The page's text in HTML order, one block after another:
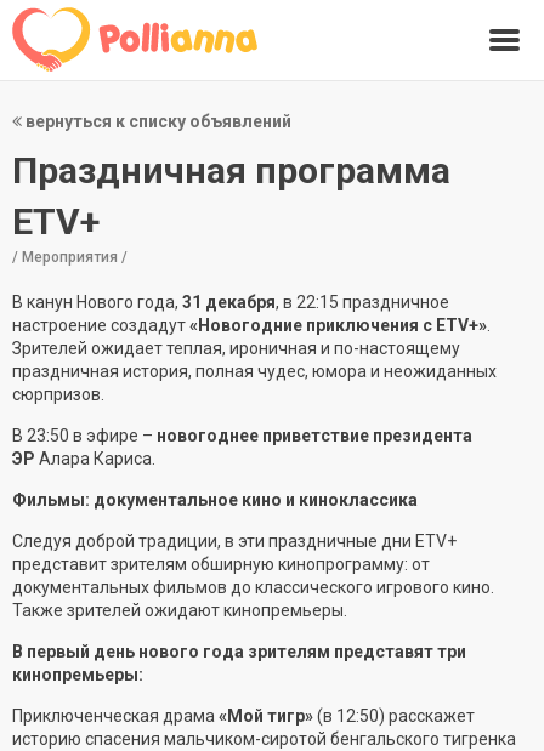
вернуться к списку объявлений
Праздничная программа
ETV+
/ Мероприятия /
В канун Нового года, 31 декабря, в 22:15 праздничное
настроение создадут«Новогодние приключения с ETV+»
Зрителей ожидает теплая, ироничная и по-настоящему
праздничная история, полная чудес, юмора и неожиданных
сюрпризов.
В 23:50 в эфире – новогоднее приветствие президента
ЭР Алара Кариса.
Фильмы: документальное кино и киноклассика
Следуя доброй традиции, в эти праздничные дни ETV+
представит зрителям обширную кинопрограмму: от
документальных фильмов до классического игрового кино.
Также зрителей ожидают кинопремьеры.
В первый день нового года зрителям представят три
кинопремьеры:
Приключенческая драма «Мой тигр»(в 12:50) расскажет
историю спасения мальчиком-сиротой бенгальского тигренка